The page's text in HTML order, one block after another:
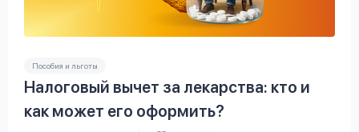
Пособия и льготы
Налоговый вычет за лекарства: кто и
как может его оформить?